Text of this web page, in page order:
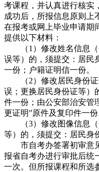
考课程，并认真进行核实
成功后，所报信息原则上
在报考或网上毕业申请期
提供以下材料：
（1）修改姓名信息（
误等）的，须提交：居民
一份；户籍证明信一份。
（2）修改居民身份证
误；更换居民身份证等）
件一份；由公安部治安管
更证明”原件及复印件一份
（3）修改图像信息（
等）的，须提交：居民身
市自考办签署初审意见
报省自考办进行审批后统
一次。但所报课程和所选